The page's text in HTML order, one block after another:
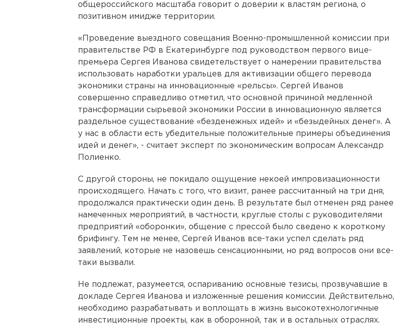
общероссийского масштаба говорит о доверии к властям региона, о
позитивном имидже территории.
«Проведение выездного совещания Военно-промышленной комиссии при
правительстве РФ в Екатеринбурге под руководством первого вице-
премьера Сергея Иванова свидетельствует о намерении правительства
использовать наработки уральцев для активизации общего перевода
экономики страны на инновационные «рельсы». Сергей Иванов
совершенно справедливо отметил, что основной причиной медленной
трансформации сырьевой экономики России в инновационную является
раздельное существование «безденежных идей» и «безыдейных денег». А
у нас в области есть убедительные положительные примеры объединения
идей и денег», - считает эксперт по экономическим вопросам Александр
Полиенко.
С другой стороны, не покидало ощущение некоей импровизационности
происходящего. Начать с того, что визит, ранее рассчитанный на три дня,
продолжался практически один день. В результате был отменен ряд ранее
намеченных мероприятий, в частности, круглые столы с руководителями
предприятий «оборонки», общение с прессой было сведено к короткому
брифингу. Тем не менее, Сергей Иванов все-таки успел сделать ряд
заявлений, которые не назовешь сенсационными, но ряд вопросов они все-
таки вызвали.
Не подлежат, разумеется, оспариванию основные тезисы, прозвучавшие в
докладе Сергея Иванова и изложенные решения комиссии. Действительно,
необходимо разрабатывать и воплощать в жизнь высокотехнологичные
инвестиционные проекты, как в оборонной, так и в остальных отраслях.